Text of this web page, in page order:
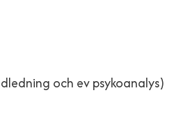
och ev psykoanalys)